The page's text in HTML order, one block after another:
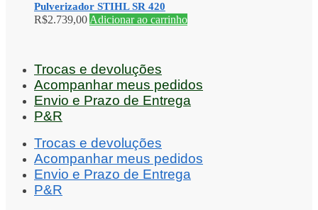
Pulverizador STIHL SR 420
R$2.739,00 Adicionar ao carrinho
Trocas e devoluções
Acompanhar meus pedidos
Envio e Prazo de Entrega
P&R
Trocas e devoluções
Acompanhar meus pedidos
Envio e Prazo de Entrega
P&R